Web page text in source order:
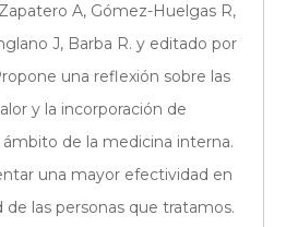
A, Gómez-Huelgas R,
J, Barba R. y editado por
una reflexión sobre las
y la incorporación de
de la medicina interna.
una mayor efectividad en
de las personas que tratamos.